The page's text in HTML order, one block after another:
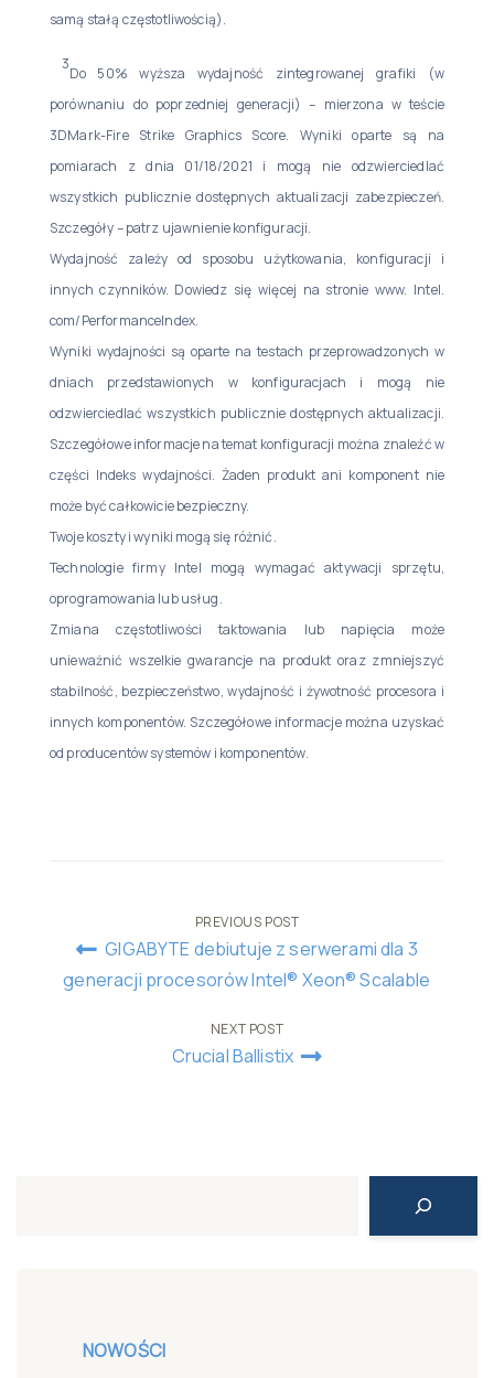
samą stałą częstotliwością).
3
Do 50% wyższa wydajność zintegrowanej grafiki (w
porównaniu do poprzedniej generacji) – mierzona w teście
3DMark-Fire Strike Graphics Score. Wyniki oparte są na
pomiarach z dnia 01/18/2021 i mogą nie odzwierciedlać
wszystkich publicznie dostępnych aktualizacji zabezpieczeń.
Szczegóły – patrz ujawnienie konfiguracji.
Wydajność zależy od sposobu użytkowania, konfiguracji i
innych czynników. Dowiedz się więcej na stronie www. Intel.
com/PerformanceIndex.
Wyniki wydajności są oparte na testach przeprowadzonych w
dniach przedstawionych w konfiguracjach i mogą nie
odzwierciedlać wszystkich publicznie dostępnych aktualizacji.
Szczegółowe informacje na temat konfiguracji można znaleźć w
części Indeks wydajności. Żaden produkt ani komponent nie
może być całkowicie bezpieczny.
Twoje koszty i wyniki mogą się różnić.
Technologie firmy Intel mogą wymagać aktywacji sprzętu,
oprogramowania lub usług.
Zmiana częstotliwości taktowania lub napięcia może
unieważnić wszelkie gwarancje na produkt oraz zmniejszyć
stabilność, bezpieczeństwo, wydajność i żywotność procesora i
innych komponentów. Szczegółowe informacje można uzyskać
od producentów systemów i komponentów.
Post
navigation
PREVIOUS POST
GIGABYTE debiutuje z serwerami dla 3
generacji procesorów Intel® Xeon® Scalable
NEXT POST
Crucial Ballistix
NOWOŚCI